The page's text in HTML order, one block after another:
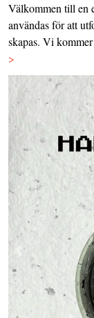
Välkommen till en
användas för att
skapas. Vi
>